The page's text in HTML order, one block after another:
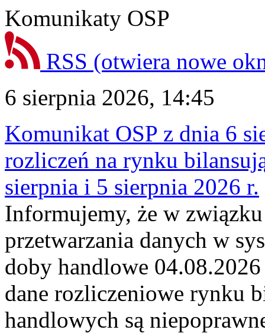
Komunikaty OSP
RSS (otwiera nowe
6 sierpnia 2026, 14:45
Komunikat OSP z dnia 6
rozliczeń na rynku
sierpnia i 5 sierpnia 2026 r.
Informujemy, że w
przetwarzania danych w
doby handlowe
dane rozliczeniowe rynku
handlowych są